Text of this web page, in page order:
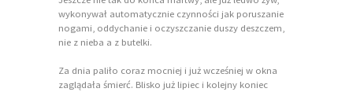
wykonywał automatycznie czynności jak poruszanie
nogami, oddychanie i oczyszczanie duszy deszczem,
nie z nieba a z butelki.
Za dnia paliło coraz mocniej i już wcześniej w okna
zaglądała śmierć. Blisko już lipiec i kolejny koniec